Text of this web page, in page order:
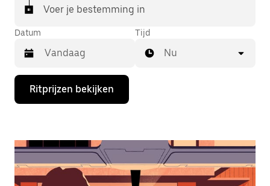
Voer je bestemming in
Datum
Druk
de
de
te
openen
Tijd
Nu
Ritprijzen bekijken